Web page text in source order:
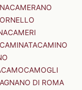
CAMERANO
CAMERI
CAMINATACAMINO
CAMOCAMOGLI
DI ROMA